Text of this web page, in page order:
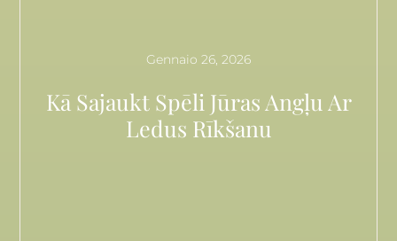
Gennaio 26, 2026
Kā Sajaukt Spēli Jūras Angļu Ar
Ledus Rīkšanu